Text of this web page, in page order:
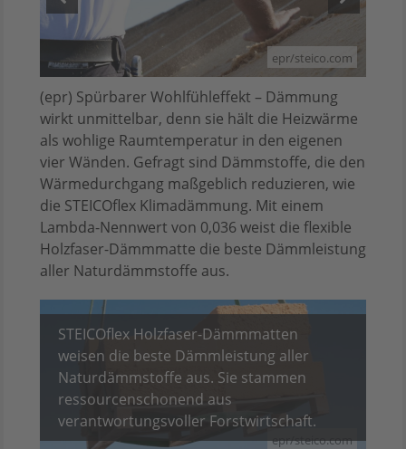
epr/steico.com
(epr) Spürbarer Wohlfühleffekt – Dämmung
wirkt unmittelbar, denn sie hält die Heizwärme
als wohlige Raumtemperatur in den eigenen
vier Wänden. Gefragt sind Dämmstoffe, die den
Wärmedurchgang maßgeblich reduzieren, wie
die STEICOflex Klimadämmung. Mit einem
Lambda-Nennwert von 0,036 weist die flexible
Holzfaser-Dämmmatte die beste Dämmleistung
aller Naturdämmstoffe aus.
epr/steico.com
STEICOflex Holzfaser-Dämmmatten
weisen die beste Dämmleistung aller
Naturdämmstoffe aus. Sie stammen
ressourcenschonend aus
verantwortungsvoller Forstwirtschaft.